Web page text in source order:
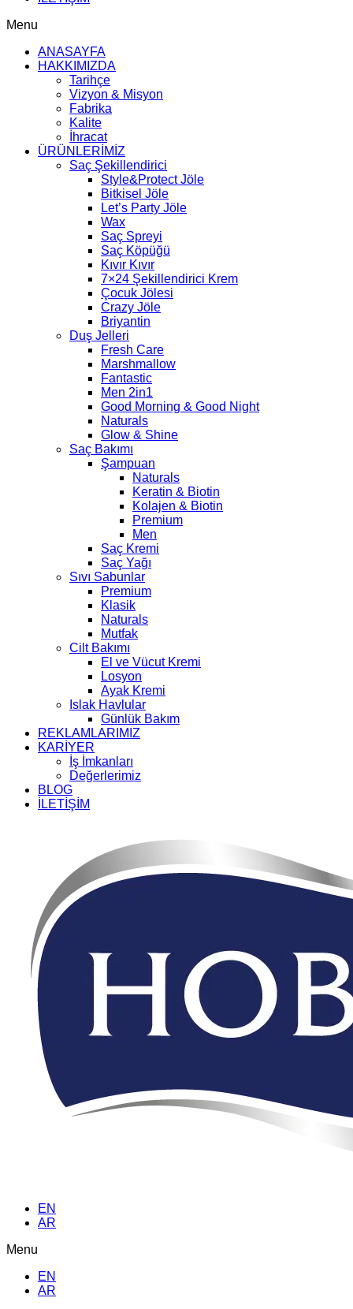
Menu
ANASAYFA
HAKKIMIZDA
Tarihçe
Vizyon & Misyon
Fabrika
Kalite
İhracat
ÜRÜNLERİMİZ
Saç Şekillendirici
Style&Protect Jöle
Bitkisel Jöle
Let’s Party Jöle
Wax
Saç Spreyi
Saç Köpüğü
Kıvır Kıvır
7×24 Şekillendirici Krem
Çocuk Jölesi
Crazy Jöle
Briyantin
Duş Jelleri
Fresh Care
Marshmallow
Fantastic
Men 2in1
Good Morning & Good Night
Naturals
Glow & Shine
Saç Bakımı
Şampuan
Naturals
Keratin & Biotin
Kolajen & Biotin
Premium
Men
Saç Kremi
Saç Yağı
Sıvı Sabunlar
Premium
Klasik
Naturals
Mutfak
Cilt Bakımı
El ve Vücut Kremi
Losyon
Ayak Kremi
Islak Havlular
Günlük Bakım
REKLAMLARIMIZ
KARİYER
İş İmkanları
Değerlerimiz
BLOG
İLETİŞİM
EN
AR
Menu
EN
AR